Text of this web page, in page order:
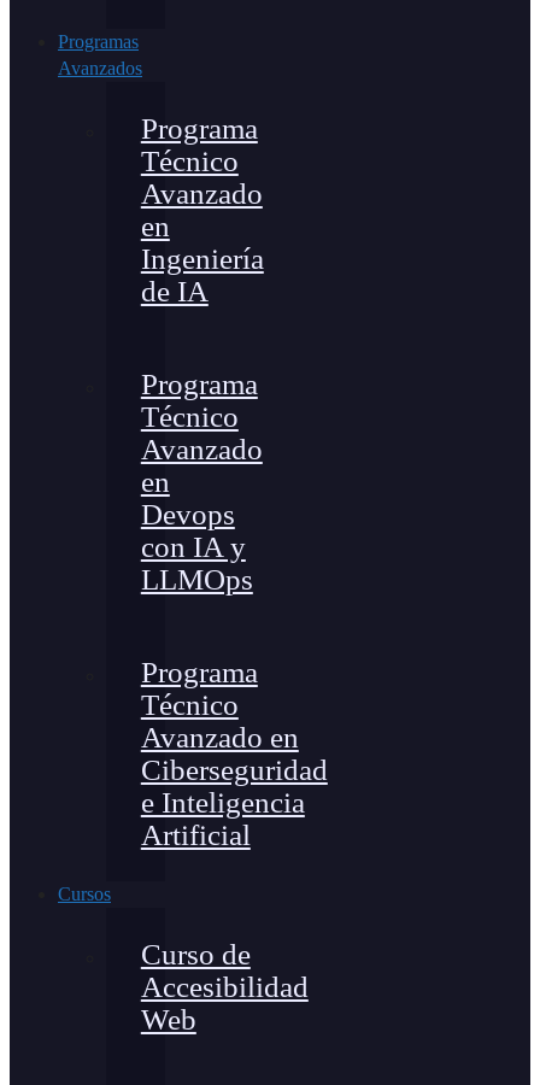
Programas
Avanzados
Programa
Técnico
Avanzado
en
Ingeniería
de IA
Programa
Técnico
Avanzado
en
Devops
con IA y
LLMOps
Programa
Técnico
Avanzado en
Ciberseguridad
e Inteligencia
Artificial
Cursos
Curso de
Accesibilidad
Web